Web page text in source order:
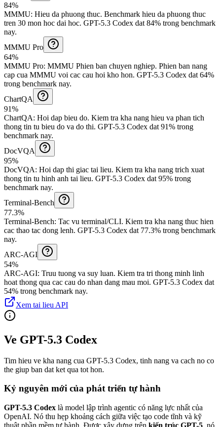
84%
MMMU: Hieu da phuong thuc. Benchmark hieu da phuong thuc
tren 30 mon hoc dai hoc. GPT-5.3 Codex dat 84% trong benchmark
nay.
MMMU Pro
64%
MMMU Pro: MMMU Phien ban chuyen nghiep. Phien ban nang
cap cua MMMU voi cac cau hoi kho hon. GPT-5.3 Codex dat 64%
trong benchmark nay.
ChartQA
91%
ChartQA: Hoi dap bieu do. Kiem tra kha nang hieu va phan tich
thong tin tu bieu do va do thi. GPT-5.3 Codex dat 91% trong
benchmark nay.
DocVQA
95%
DocVQA: Hoi dap thi giac tai lieu. Kiem tra kha nang trich xuat
thong tin tu hinh anh tai lieu. GPT-5.3 Codex dat 95% trong
benchmark nay.
Terminal-Bench
77.3%
Terminal-Bench: Tac vu terminal/CLI. Kiem tra kha nang thuc hien
cac thao tac dong lenh. GPT-5.3 Codex dat 77.3% trong benchmark
nay.
ARC-AGI
54%
ARC-AGI: Truu tuong va suy luan. Kiem tra tri thong minh linh
hoat thong qua cac cau do nhan dang mau moi. GPT-5.3 Codex dat
54% trong benchmark nay.
Xem tai lieu API
Ve GPT-5.3 Codex
Tim hieu ve kha nang cua GPT-5.3 Codex, tinh nang va cach no co
the giup ban dat ket qua tot hon.
Kỷ nguyên mới của phát triển tự hành
GPT-5.3 Codex là model lập trình agentic có năng lực nhất của
OpenAI. Nó thu hẹp khoảng cách giữa việc tạo code tĩnh và kỹ
thuật phần mềm tự hành. Được xây dựng trên kiến trúc GPT-5 , nó